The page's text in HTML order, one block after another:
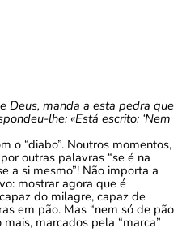
Deus, manda a esta pedra que
lhe: «Está escrito: ‘Nem
o “diabo”. Noutros momentos,
outras palavras “se é na
a si mesmo”! Não importa a
mostrar agora que é
do milagre, capaz de
em pão. Mas “nem só de pão
marcados pela “marca”